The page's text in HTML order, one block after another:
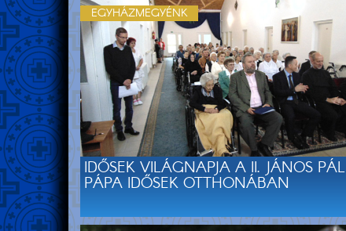
IDŐSEK VILÁGNAPJA A II. JÁNOS PÁL
PÁPA IDŐSEK OTTHONÁBAN
EGYHÁZMEGYÉNK